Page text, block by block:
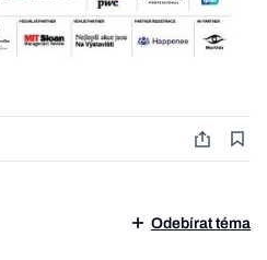
Odebírat téma